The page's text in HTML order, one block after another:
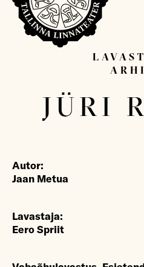
Sisesta
JÜRI
Autor:
Jaan Metua
Lavastaja:
Eero Spriit